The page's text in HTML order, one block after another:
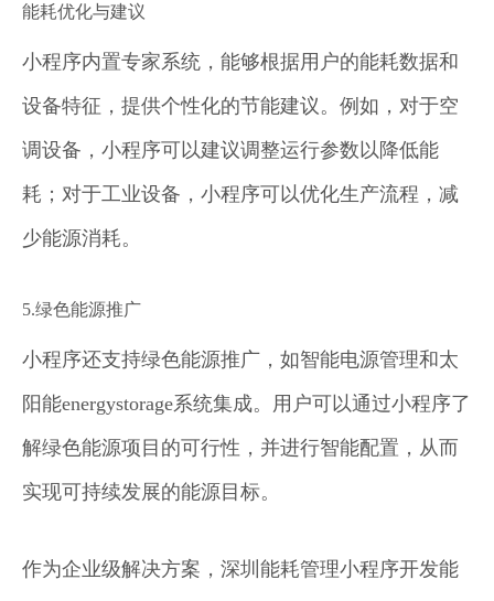
能耗优化与建议
小程序内置专家系统，能够根据用户的能耗数据和
设备特征，提供个性化的节能建议。例如，对于空
调设备，小程序可以建议调整运行参数以降低能
耗；对于工业设备，小程序可以优化生产流程，减
少能源消耗。
5.绿色能源推广
小程序还支持绿色能源推广，如智能电源管理和太
阳能energystorage系统集成。用户可以通过小程序了
解绿色能源项目的可行性，并进行智能配置，从而
实现可持续发展的能源目标。
作为企业级解决方案，深圳能耗管理小程序开发能